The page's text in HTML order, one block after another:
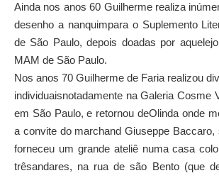
Ainda nos anos 60 Guilherme realiza
desenho a nanquimpara o Suplemento
de São Paulo, depois doadas por
MAM de São Paulo.
Nos anos 70 Guilherme de Faria realizou
individuaisnotadamente na Galeria Cosme
em São Paulo, e retornou deOlinda onde
a convite do marchand Giuseppe Baccaro,
forneceu um grande ateliê numa casa
trêsandares, na rua de são Bento (que